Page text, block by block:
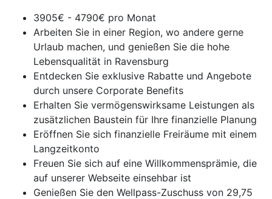
3905€ - 4790€ pro Monat
Arbeiten Sie in einer Region, wo andere gerne
Urlaub machen, und genießen Sie die hohe
Lebensqualität in Ravensburg
Entdecken Sie exklusive Rabatte und Angebote
durch unsere Corporate Benefits
Erhalten Sie vermögenswirksame Leistungen als
zusätzlichen Baustein für Ihre finanzielle Planung
Eröffnen Sie sich finanzielle Freiräume mit einem
Langzeitkonto
Freuen Sie sich auf eine Willkommensprämie, die
auf unserer Webseite einsehbar ist
Genießen Sie den Wellpass-Zuschuss von 29,75